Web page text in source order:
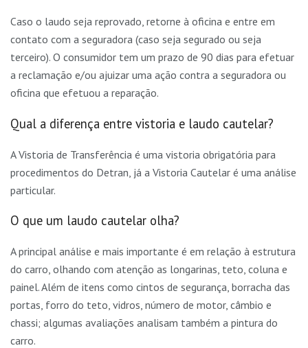
Caso o laudo seja reprovado, retorne à oficina e entre em
contato com a seguradora (caso seja segurado ou seja
terceiro). O consumidor tem um prazo de 90 dias para efetuar
a reclamação e/ou ajuizar uma ação contra a seguradora ou
oficina que efetuou a reparação.
Qual a diferença entre vistoria e laudo cautelar?
A Vistoria de Transferência é uma vistoria obrigatória para
procedimentos do Detran, já a Vistoria Cautelar é uma análise
particular.
O que um laudo cautelar olha?
A principal análise e mais importante é em relação à estrutura
do carro, olhando com atenção as longarinas, teto, coluna e
painel. Além de itens como cintos de segurança, borracha das
portas, forro do teto, vidros, número de motor, câmbio e
chassi; algumas avaliações analisam também a pintura do
carro.